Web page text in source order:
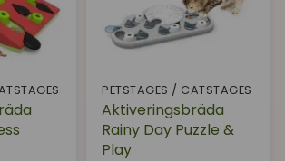
PETSTAGES / CATSTAGES
Aktiveringsbräda
Rainy Day Puzzle &
Play